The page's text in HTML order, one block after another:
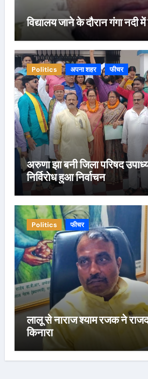
विद्यालय जाने के दौरान गंगा नदी
Politics अपना शहर फीचर
अरुणा झा बनी जिला परिषद
निर्विरोध हुआ निर्वाचन
Politics फीचर
लालू से नाराज श्याम रजक ने
किनारा